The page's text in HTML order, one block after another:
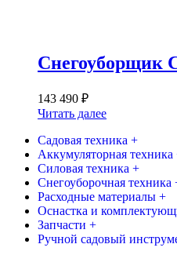
Снегоуборщик
143 490 ₽
Читать далее
Садовая техника +
Аккумуляторная техника
Силовая техника +
Снегоуборочная техника
Расходные материалы +
Оснастка и
Запчасти +
Ручной садовый